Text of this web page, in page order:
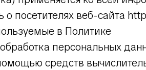
посетителях веб-сайта
в Политике
персональных
средств